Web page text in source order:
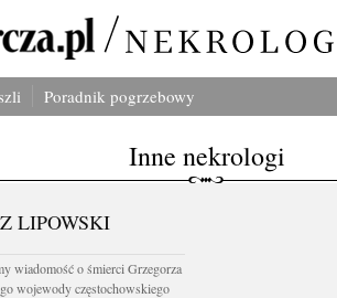
Poradnik pogrzebowy
Inne nekrologi
LIPOWSKI
wiadomość o śmierci Grzegorza
wojewody częstochowskiego